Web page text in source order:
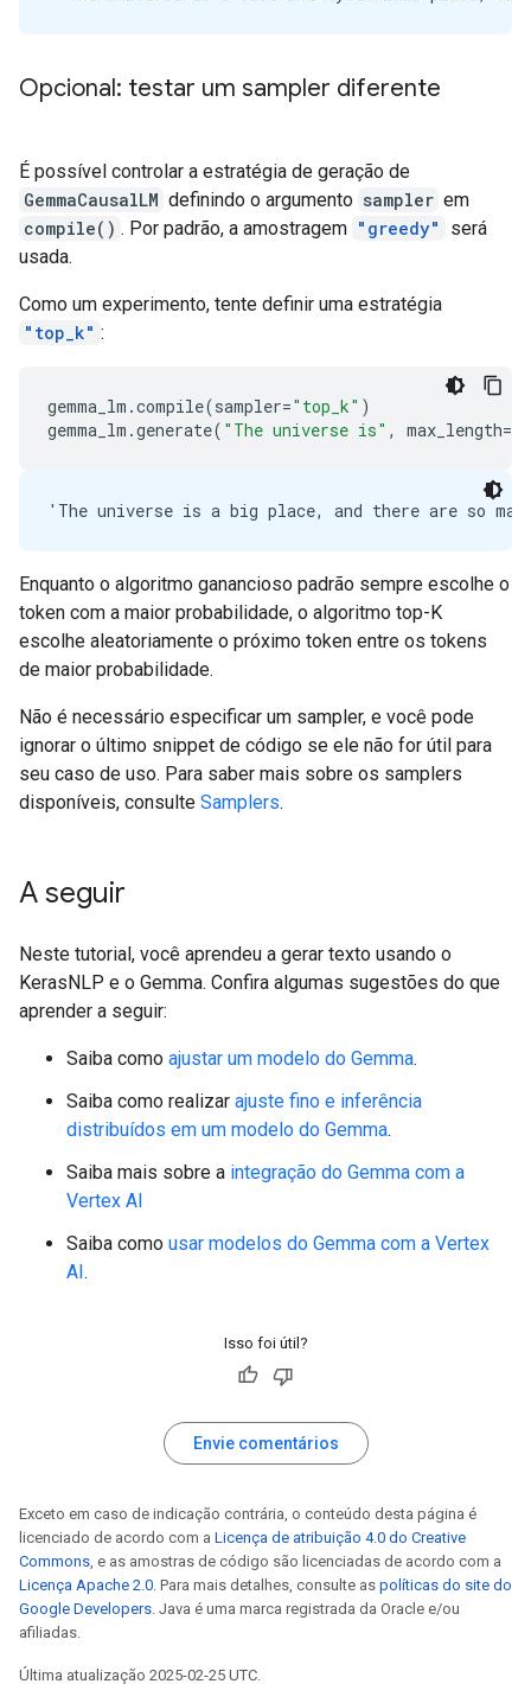
Opcional: testar um sampler diferente
É possível controlar a estratégia de geração de
GemmaCausalLM definindo o argumento sampler em
compile() . Por padrão, a amostragem "greedy"
será
usada.
Como um experimento, tente definir uma estratégia
"top_k" :
gemma_lm .compile(sampler="top_k" )
gemma_lm .generate( "The universe is" , max_length=
Enquanto o algoritmo ganancioso padrão sempre escolhe o
token com a maior probabilidade, o algoritmo top-K
escolhe aleatoriamente o próximo token entre os tokens
de maior probabilidade.
Não é necessário especificar um sampler, e você pode
ignorar o último snippet de código se ele não for útil para
seu caso de uso. Para saber mais sobre os samplers
disponíveis, consulte Samplers.
A seguir
Neste tutorial, você aprendeu a gerar texto usando o
KerasNLP e o Gemma. Confira algumas sugestões do que
aprender a seguir:
Saiba como ajustar um modelo do Gemma.
Saiba como realizar ajuste fino e inferência
distribuídos em um modelo do Gemma.
Saiba mais sobre a integração do Gemma com a
Vertex AI
Saiba como usar modelos do Gemma com a Vertex
AI.
Isso foi útil?
Envie comentários
Exceto em caso de indicação contrária, o conteúdo desta página é
licenciado de acordo com a Licença de atribuição 4.0 do Creative
Commons, e as amostras de código são licenciadas de acordo com a
Licença Apache 2.0. Para mais detalhes, consulte as políticas do site do
Google Developers. Java é uma marca registrada da Oracle e/ou
afiliadas.
Última atualização 2025-02-25 UTC.